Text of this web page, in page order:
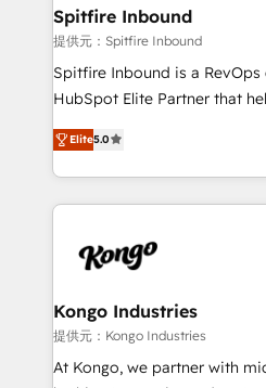
and overall revenue to a
traditional methods. If you’re a frustrated marketing
manager or business owner
with generic agencies and
just like yours attract more
throughout each stage of the
enable sales teams with the
training to smash targets.
Spitfire Inbound
提供元：Spitfire Inbound
Spitfire Inbound is a RevOps
HubSpot Elite Partner that
design predictable, scalable
strategies. With offices in
we take a RevOps-led
marketing & service, breaks
confidence. We deliver end to end strategy and
and technology around a
support sustainable growth
making. Working with clients locally and globally, our
Elite5.0
Kongo Industries
提供元：Kongo Industries
At Kongo, we partner with